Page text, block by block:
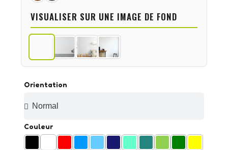
Orientation
Couleur
VISUALISER SUR UNE IMAGE DE FOND